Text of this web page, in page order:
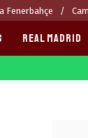
Fenerbahçe
REAL MADRID